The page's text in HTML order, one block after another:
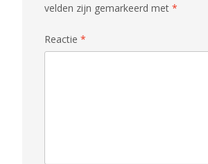
velden zijn gemarkeerd met *
Reactie *